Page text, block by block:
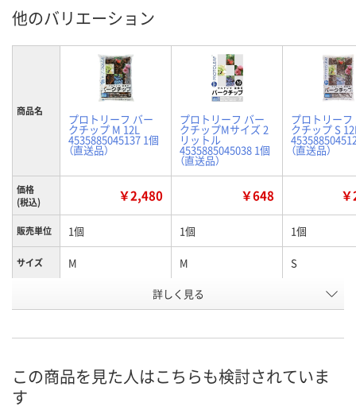
他のバリエーション
商品名
プロトリーフ バー
クチップ M 12L
4535885045137 1個
（直送品）
プロトリーフ バー
クチップMサイズ 2
リットル
4535885045038 1個
（直送品）
プロトリーフ
クチップ S
（直送品）
価格
(税込)
￥2,480 ￥648
販売単位 1個 1個 1個
サイズ M M S
2L
号
お届け日
詳しく見る
この商品を見た人はこちらも検討されていま
す